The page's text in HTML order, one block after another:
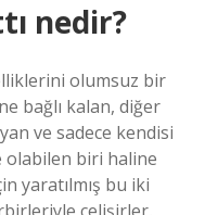
nedir?
olumsuz bir
bağlı kalan, diğer
ve sadece kendisi
biri haline
yaratılmış bu iki